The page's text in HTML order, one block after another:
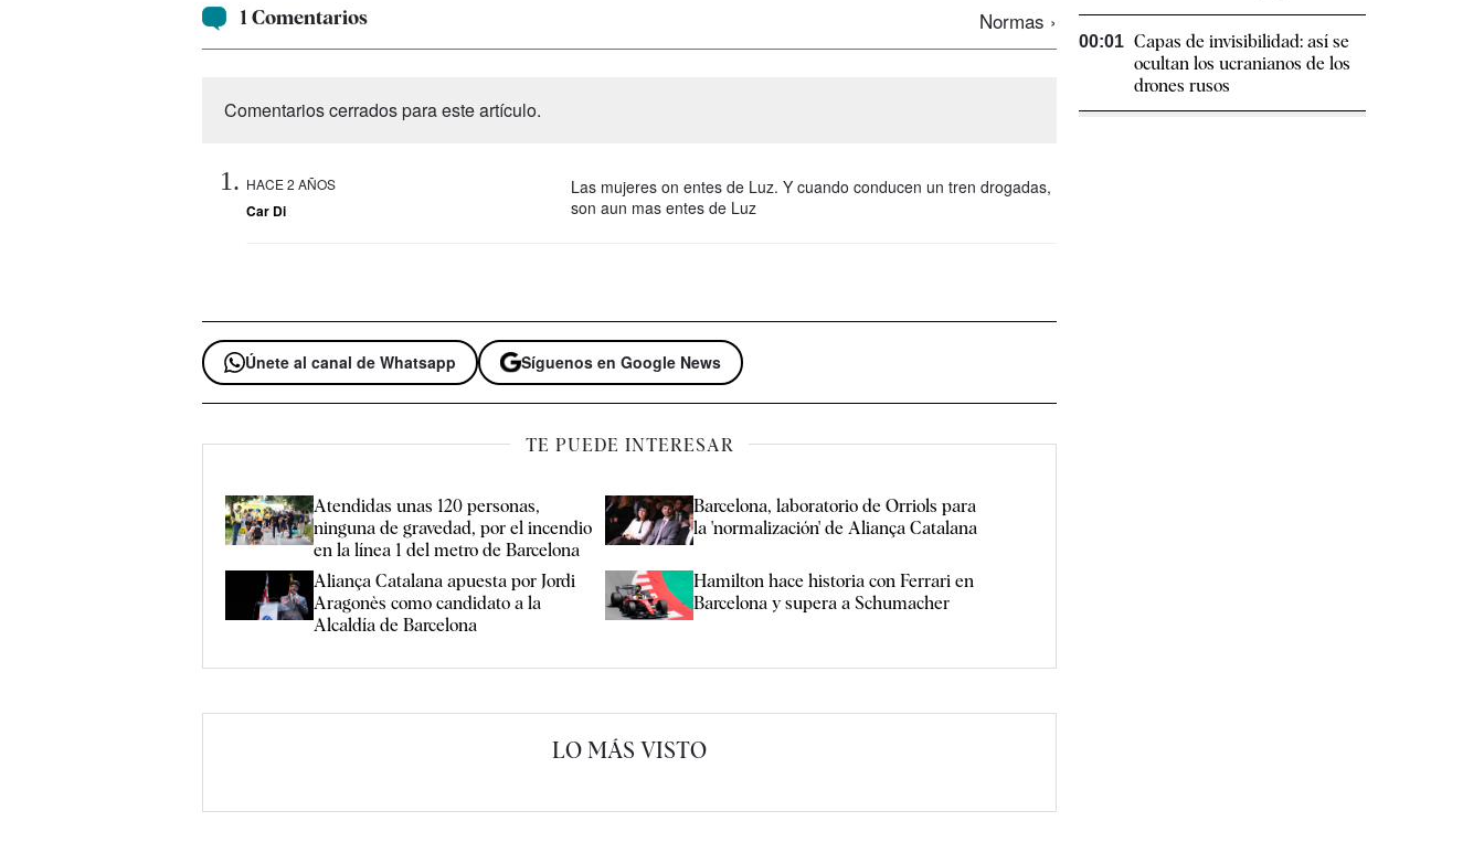
1 Comentarios Normas ›
Comentarios cerrados para este artículo.
HACE 2 AÑOS
Car Di
Las mujeres on entes de Luz. Y cuando conducen un tren drogadas,
son aun mas entes de Luz
Únete al canal de Whatsapp Síguenos en Google News
TE PUEDE INTERESAR
Atendidas unas 120 personas,
ninguna de gravedad, por el incendio
en la línea 1 del metro de Barcelona
Barcelona, laboratorio de Orriols para
la 'normalización' de Aliança Catalana
Aliança Catalana apuesta por Jordi
Aragonès como candidato a la
Alcaldía de Barcelona
Hamilton hace historia con Ferrari en
Barcelona y supera a Schumacher
LO MÁS VISTO
00:01 Capas de invisibilidad: así se
ocultan los ucranianos de los
drones rusos